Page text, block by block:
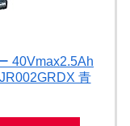
40Vmax2.5Ah
青